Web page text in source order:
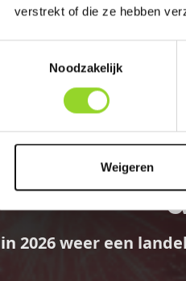
verstrekt of die ze hebben
Noodzakelijk
Weigeren
2026 weer een